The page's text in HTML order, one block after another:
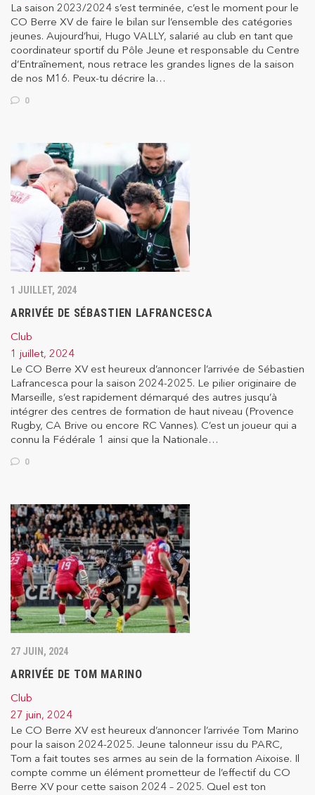
La saison 2023/2024 s’est terminée, c’est le moment pour le
CO Berre XV de faire le bilan sur l’ensemble des catégories
jeunes. Aujourd’hui, Hugo VALLY, salarié au club en tant que
coordinateur sportif du Pôle Jeune et responsable du Centre
d’Entraînement, nous retrace les grandes lignes de la saison
de nos M16. ⁠Peux-tu décrire la…
0
1 JUILLET, 2024
ARRIVÉE DE SÉBASTIEN LAFRANCESCA
Club
1 juillet, 2024
Le CO Berre XV est heureux d’annoncer l’arrivée de Sébastien
Lafrancesca pour la saison 2024-2025. Le pilier originaire de
Marseille, s’est rapidement démarqué des autres jusqu’à
intégrer des centres de formation de haut niveau (Provence
Rugby, CA Brive ou encore RC Vannes). C’est un joueur qui a
connu la Fédérale 1 ainsi que la Nationale…
0
27 JUIN, 2024
ARRIVÉE DE TOM MARINO
Club
27 juin, 2024
Le CO Berre XV est heureux d’annoncer l’arrivée Tom Marino
pour la saison 2024-2025. Jeune talonneur issu du PARC,
Tom a fait toutes ses armes au sein de la formation Aixoise. Il
compte comme un élément prometteur de l’effectif du CO
Berre XV pour cette saison 2024 – 2025. Quel est ton